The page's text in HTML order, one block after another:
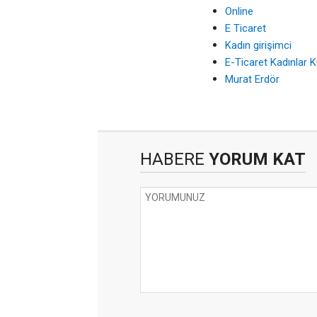
Online
E Ticaret
Kadın girişimci
E-Ticaret Kadınlar
Murat Erdör
HABERE YORUM KAT